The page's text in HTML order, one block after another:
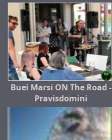
Buei Marsi ON The Road -
Pravisdomini